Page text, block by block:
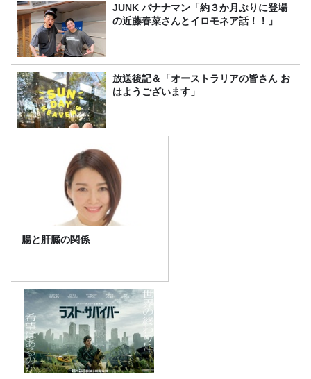
JUNK バナナマン「約３か月ぶりに登場
の近藤春菜さんとイロモネア話！！」
放送後記＆「オーストラリアの皆さん お
はようございます」
腸と肝臓の関係